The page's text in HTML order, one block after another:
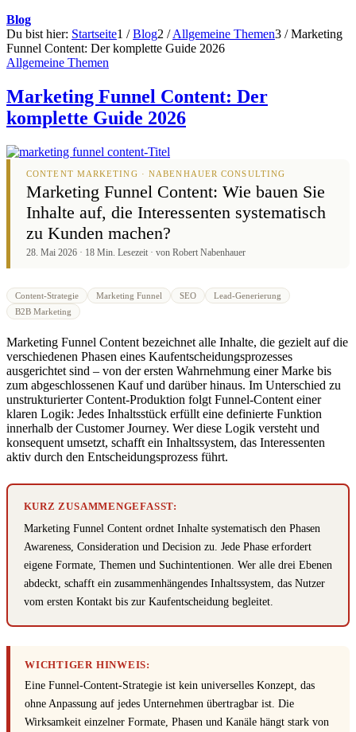
Blog
Du bist hier: Startseite1 / Blog2 / Allgemeine Themen3 / Marketing
Funnel Content: Der komplette Guide 2026
Allgemeine Themen
Marketing Funnel Content: Der
komplette Guide 2026
CONTENT MARKETING · NABENHAUER CONSULTING
Marketing Funnel Content: Wie bauen Sie
Inhalte auf, die Interessenten systematisch
zu Kunden machen?
28. Mai 2026 · 18 Min. Lesezeit · von Robert Nabenhauer
Content-Strategie Marketing Funnel SEO
Lead-Generierung
B2B Marketing
Marketing Funnel Content bezeichnet alle Inhalte, die gezielt auf die
verschiedenen Phasen eines Kaufentscheidungsprozesses
ausgerichtet sind – von der ersten Wahrnehmung einer Marke bis
zum abgeschlossenen Kauf und darüber hinaus. Im Unterschied zu
unstrukturierter Content-Produktion folgt Funnel-Content einer
klaren Logik: Jedes Inhaltsstück erfüllt eine definierte Funktion
innerhalb der Customer Journey. Wer diese Logik versteht und
konsequent umsetzt, schafft ein Inhaltssystem, das Interessenten
aktiv durch den Entscheidungsprozess führt.
KURZ ZUSAMMENGEFASST:
Marketing Funnel Content ordnet Inhalte systematisch den Phasen
Awareness, Consideration und Decision zu. Jede Phase erfordert
eigene Formate, Themen und Suchintentionen. Wer alle drei Ebenen
abdeckt, schafft ein zusammenhängendes Inhaltssystem, das Nutzer
vom ersten Kontakt bis zur Kaufentscheidung begleitet.
WICHTIGER HINWEIS:
Eine Funnel-Content-Strategie ist kein universelles Konzept, das
ohne Anpassung auf jedes Unternehmen übertragbar ist. Die
Wirksamkeit einzelner Formate, Phasen und Kanäle hängt stark von